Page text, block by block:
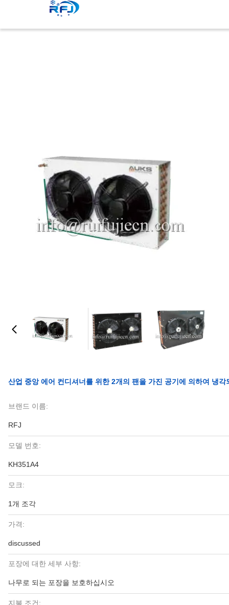
산업 중앙 에어 컨디셔너를 위한 2개의 팬을 가진 공기에 의하여 냉
브랜드 이름:
RFJ
모델 번호:
KH351A4
모크:
1개 조각
가격:
discussed
포장에 대한 세부 사항:
나무로 되는 포장을 보호하십시오
지불 조건: